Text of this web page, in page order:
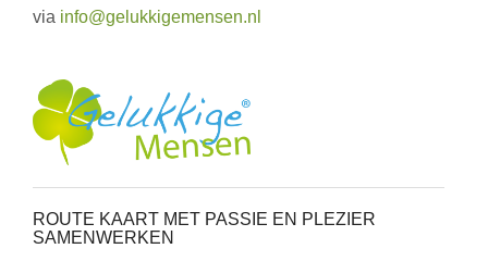
via info@gelukkigemensen.nl
ROUTE KAART MET PASSIE EN PLEZIER
SAMENWERKEN